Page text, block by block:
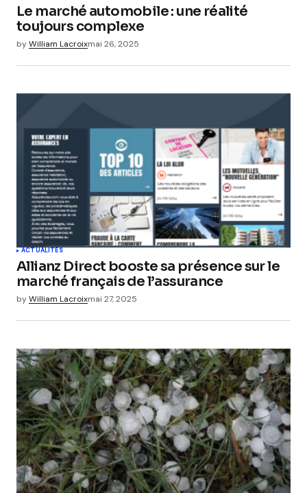
Le marché automobile : une réalité
toujours complexe
byWilliam Lacroixmai 26, 2025
ACTUALITÉS
Allianz Direct booste sa présence sur le
marché français de l’assurance
byWilliam Lacroixmai 27, 2025